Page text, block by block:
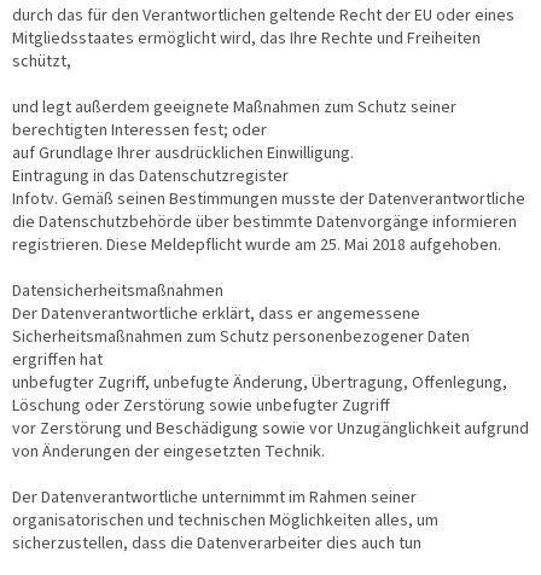
durch das für den Verantwortlichen geltende Recht der EU oder eines
Mitgliedsstaates ermöglicht wird, das Ihre Rechte und Freiheiten
schützt,
und legt außerdem geeignete Maßnahmen zum Schutz seiner
berechtigten Interessen fest; oder
auf Grundlage Ihrer ausdrücklichen Einwilligung.
Eintragung in das Datenschutzregister
Infotv. Gemäß seinen Bestimmungen musste der Datenverantwortliche
die Datenschutzbehörde über bestimmte Datenvorgänge informieren
registrieren. Diese Meldepflicht wurde am 25. Mai 2018 aufgehoben.
Datensicherheitsmaßnahmen
Der Datenverantwortliche erklärt, dass er angemessene
Sicherheitsmaßnahmen zum Schutz personenbezogener Daten
ergriffen hat
unbefugter Zugriff, unbefugte Änderung, Übertragung, Offenlegung,
Löschung oder Zerstörung sowie unbefugter Zugriff
vor Zerstörung und Beschädigung sowie vor Unzugänglichkeit aufgrund
von Änderungen der eingesetzten Technik.
Der Datenverantwortliche unternimmt im Rahmen seiner
organisatorischen und technischen Möglichkeiten alles, um
sicherzustellen, dass die Datenverarbeiter dies auch tun